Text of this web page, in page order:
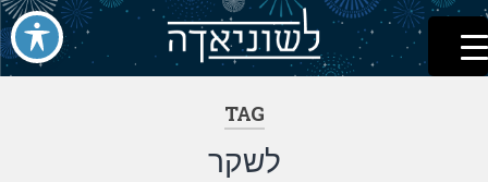
דלג
לתוכן
לשוניאדה
עברית. לשון. שפה
TAG
לשקר